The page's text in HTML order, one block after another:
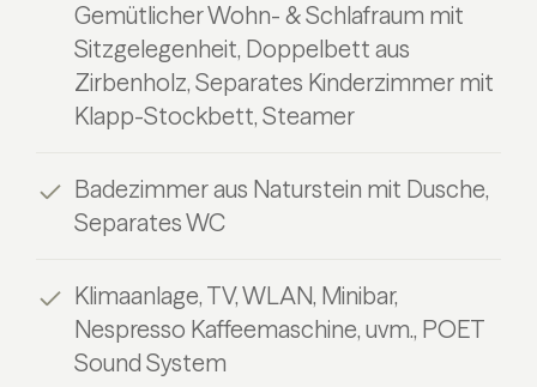
Gemütlicher Wohn- & Schlafraum mit
Sitzgelegenheit, Doppelbett aus
Zirbenholz, Separates Kinderzimmer mit
Klapp-Stockbett, Steamer
Badezimmer aus Naturstein mit Dusche,
Separates WC
Klimaanlage, TV, WLAN, Minibar,
Nespresso Kaffeemaschine, uvm., POET
Sound System